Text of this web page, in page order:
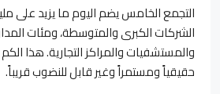
التجمع الخامس يضم اليوم ما يزيد على
الشركات الكبرى والمتوسطة، ومئات
والمستشفيات والمراكز التجارية. هذا
حقيقياً ومستمراً وغير قابل للنضوب قريباً.